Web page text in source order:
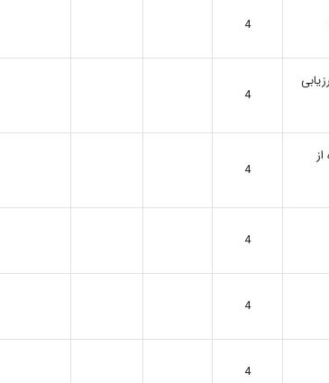
4
4
4
4
4
4